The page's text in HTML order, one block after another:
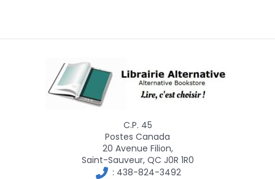
C.P. 45
Postes Canada
20 Avenue Filion,
Saint-Sauveur, QC J0R 1R0
: 438-824-3492